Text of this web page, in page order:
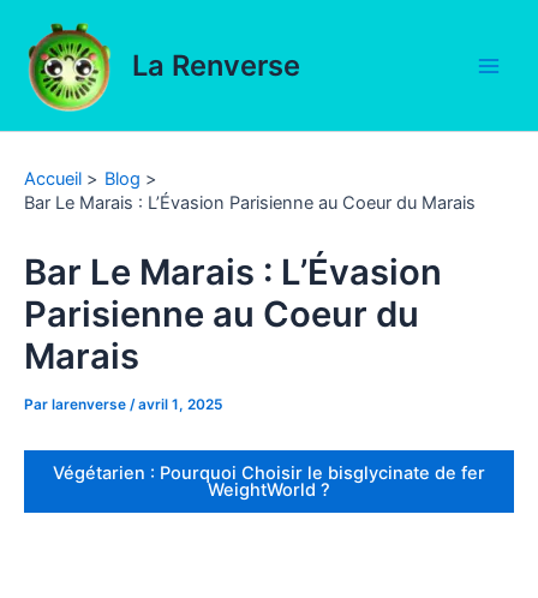
contenu
La Renverse
Accueil
Blog
Bar Le Marais : L’Évasion Parisienne au Coeur du Marais
Bar Le Marais : L’Évasion
Parisienne au Coeur du
Marais
Par larenverse /avril 1, 2025
Végétarien : Pourquoi Choisir le bisglycinate de fer
WeightWorld ?